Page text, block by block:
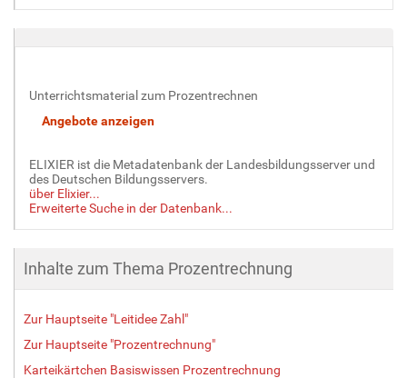
Unterrichtsmaterial zum Prozentrechnen
ELIXIER ist die Metadatenbank der Landesbildungsserver und
des Deutschen Bildungsservers.
über Elixier...
Erweiterte Suche in der Datenbank...
Inhalte zum Thema Prozentrechnung
Zur Hauptseite "Leitidee Zahl"
Zur Hauptseite "Prozentrechnung"
Karteikärtchen Basiswissen Prozentrechnung